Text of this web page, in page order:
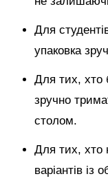
Для
упаковка
Для тих, хто
зручно
столом.
Для тих, хто
варіантів